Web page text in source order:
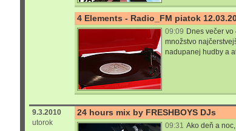
4 Elements - Radio_FM piatok
09:09 Dnes večer
množstvo
nadupanej hudby a
9.3.2010
utorok
24 hours mix by FRESHBOYS DJs
09:31 Ako deň a